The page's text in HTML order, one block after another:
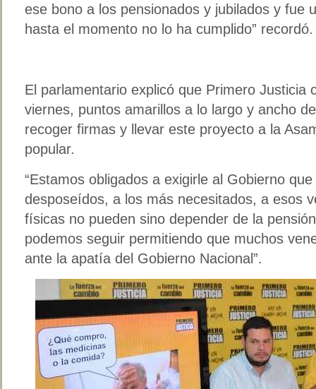
ese bono a los pensionados y jubilados y fue
hasta el momento no lo ha cumplido”
El parlamentario explicó que Primero Justicia
viernes, puntos amarillos a lo largo y ancho
recoger firmas y llevar este proyecto a la
popular.
“Estamos obligados a exigirle al Gobierno
desposeídos, a los más necesitados, a esos
físicas no pueden sino depender de la
podemos seguir permitiendo que muchos
ante la apatía del Gobierno Nacional”.